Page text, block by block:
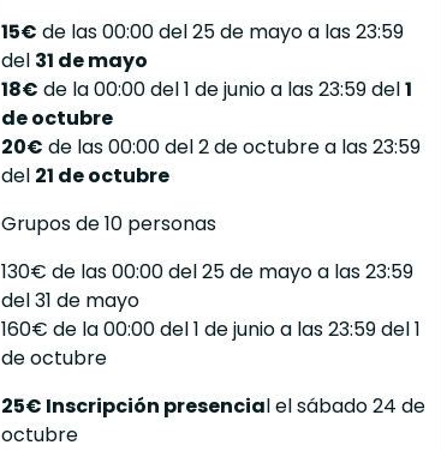
15€ de las 00:00 del 25 de mayo a las 23:59
del 31 de mayo
18€ de la 00:00 del 1 de junio a las 23:59 del1
de octubre
20€ de las 00:00 del 2 de octubre a las 23:59
del 21 de octubre
Grupos de 10 personas
130€ de las 00:00 del 25 de mayo a las 23:59
del 31 de mayo
160€ de la 00:00 del 1 de junio a las 23:59 del 1
de octubre
25€ Inscripción presencial el sábado 24 de
octubre